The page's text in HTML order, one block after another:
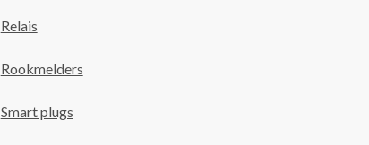
Relais
Rookmelders
Smart plugs